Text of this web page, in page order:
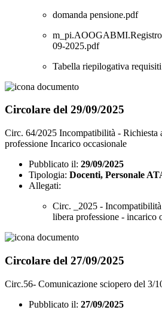
domanda pensione.pdf
09-2025.pdf
Tabella riepilogativa
Circolare del 29/09/2025
Circ. 64/2025 Incompatibilità - Richiesta
professione Incarico occasionale
Pubblicato il: 29/09/2025
Tipologia: Docenti, Personale
Allegati:
Circ. _2025 -
libera professione - incarico
Circolare del 27/09/2025
Circ.56- Comunicazione sciopero del 3/
Pubblicato il: 27/09/2025